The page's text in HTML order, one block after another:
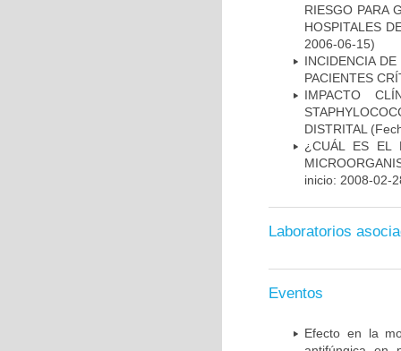
RIESGO PARA
HOSPITALES
2006-06-15)
INCIDENCIA
PACIENTES
IMPACTO
DISTRITAL
¿CUÁL ES EL
inicio: 2008-02-
Laboratorios
Eventos
Efecto en la